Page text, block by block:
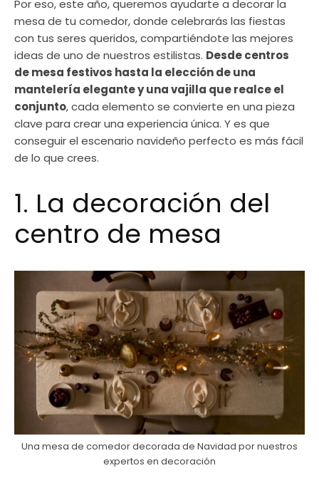
Por eso, este año, queremos ayudarte a decorar la
mesa de tu comedor, donde celebrarás las fiestas
con tus seres queridos, compartiéndote las mejores
ideas de uno de nuestros estilistas. Desde centros
de mesa festivos hasta la elección de una
mantelería elegante y una vajilla que realce el
conjunto, cada elemento se convierte en una pieza
clave para crear una experiencia única. Y es que
conseguir el escenario navideño perfecto es más fácil
de lo que crees.
1. La decoración del
centro de mesa
Una mesa de comedor decorada de Navidad por nuestros
expertos en decoración